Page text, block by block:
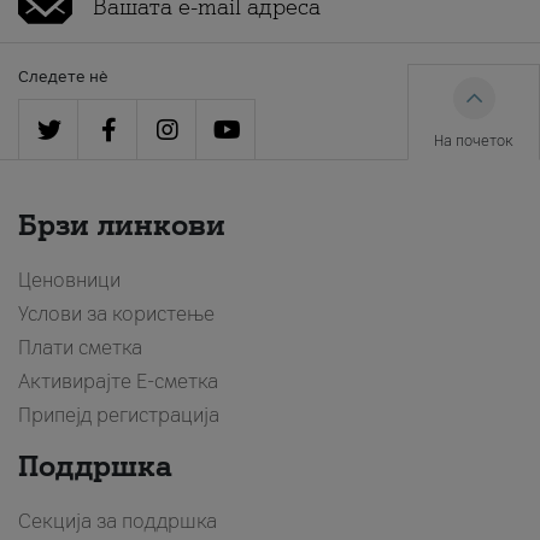
Следете нè
На почеток
Брзи линкови
Ценовници
Услови за користење
Плати сметка
Активирајте Е-сметка
Припејд регистрација
Поддршка
Секција за поддршка